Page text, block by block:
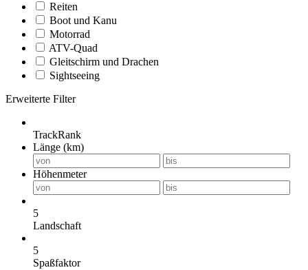
Reiten
Boot und Kanu
Motorrad
ATV-Quad
Gleitschirm und Drachen
Sightseeing
Erweiterte Filter
TrackRank
Länge (km)
Höhenmeter
5
Landschaft
5
Spaßfaktor